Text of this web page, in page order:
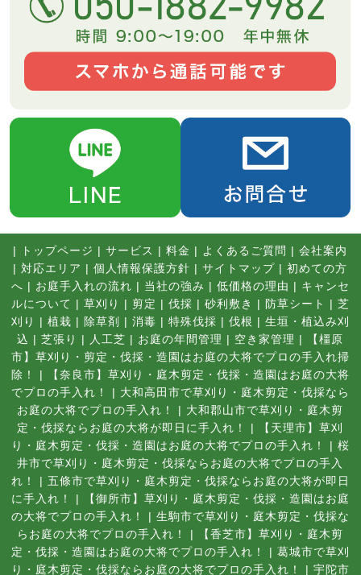
| トップページ | サービス | 料金 | よくあるご質問 | 会社案内
| 対応エリア | 個人情報保護方針 | サイトマップ | 初めての方
へ | お庭手入れの流れ | 当社の強み | 低価格の理由 | キャンセ
ルについて | 草刈り | 剪定 | 伐採 | 砂利敷き | 防草シート | 芝
刈り
| 植栽 | 除草剤 | 消毒 | 特殊伐採 | 伐根 | 生垣・植込み刈
込 | 芝張り | 人工芝 | お庭の年間管理 | 空き家管理 |
【橿原
市】草刈り・剪定・伐採・造園はお庭の大将でプロの手入れ掃
除！
|
【奈良市】草刈り・庭木剪定・伐採・造園はお庭の大将
でプロの手入れ！
| 大和高田市で草刈り・庭木剪定・伐採なら
お庭の大将でプロの手入れ！
| 大和郡山市で草刈り・庭木剪
定・伐採ならお庭の大将が即日に手入れ！
|
【天理市】草刈
り・庭木剪定・伐採・造園はお庭の大将でプロの手入れ！
| 桜
井市で草刈り・庭木剪定・伐採ならお庭の大将でプロの手入
れ！
| 五條市で草刈り・庭木剪定・伐採ならお庭の大将が即日
に手入れ！
|
【御所市】草刈り・庭木剪定・伐採・造園はお庭
の大将でプロの手入れ！
| 生駒市で草刈り・庭木剪定・伐採な
らお庭の大将でプロの手入れ！
|
【香芝市】草刈り・庭木剪
定・伐採・造園はお庭の大将でプロの手入れ！
| 葛城市で草刈
り・庭木剪定・伐採ならお庭の大将でプロの手入れ！
| 宇陀市